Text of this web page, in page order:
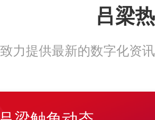
吕梁
致力提供最新的数字化资